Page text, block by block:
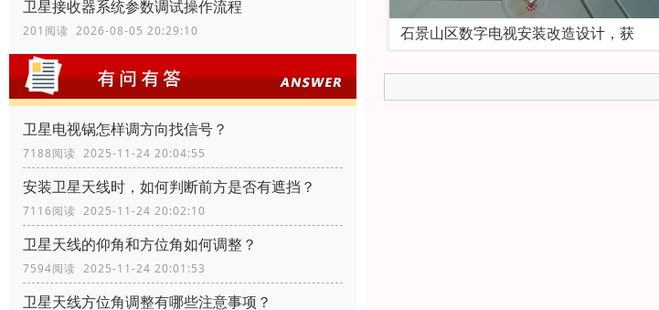
卫星接收器系统参数调试操作流程
201阅读 2026-08-05 20:29:10
卫星电视锅怎样调方向找信号？
7188阅读 2025-11-24 20:04:55
安装卫星天线时，如何判断前方是否有遮挡？
7116阅读 2025-11-24 20:02:10
卫星天线的仰角和方位角如何调整？
7594阅读 2025-11-24 20:01:53
卫星天线方位角调整有哪些注意事项？
石景山区数字电视安装改造设计，获